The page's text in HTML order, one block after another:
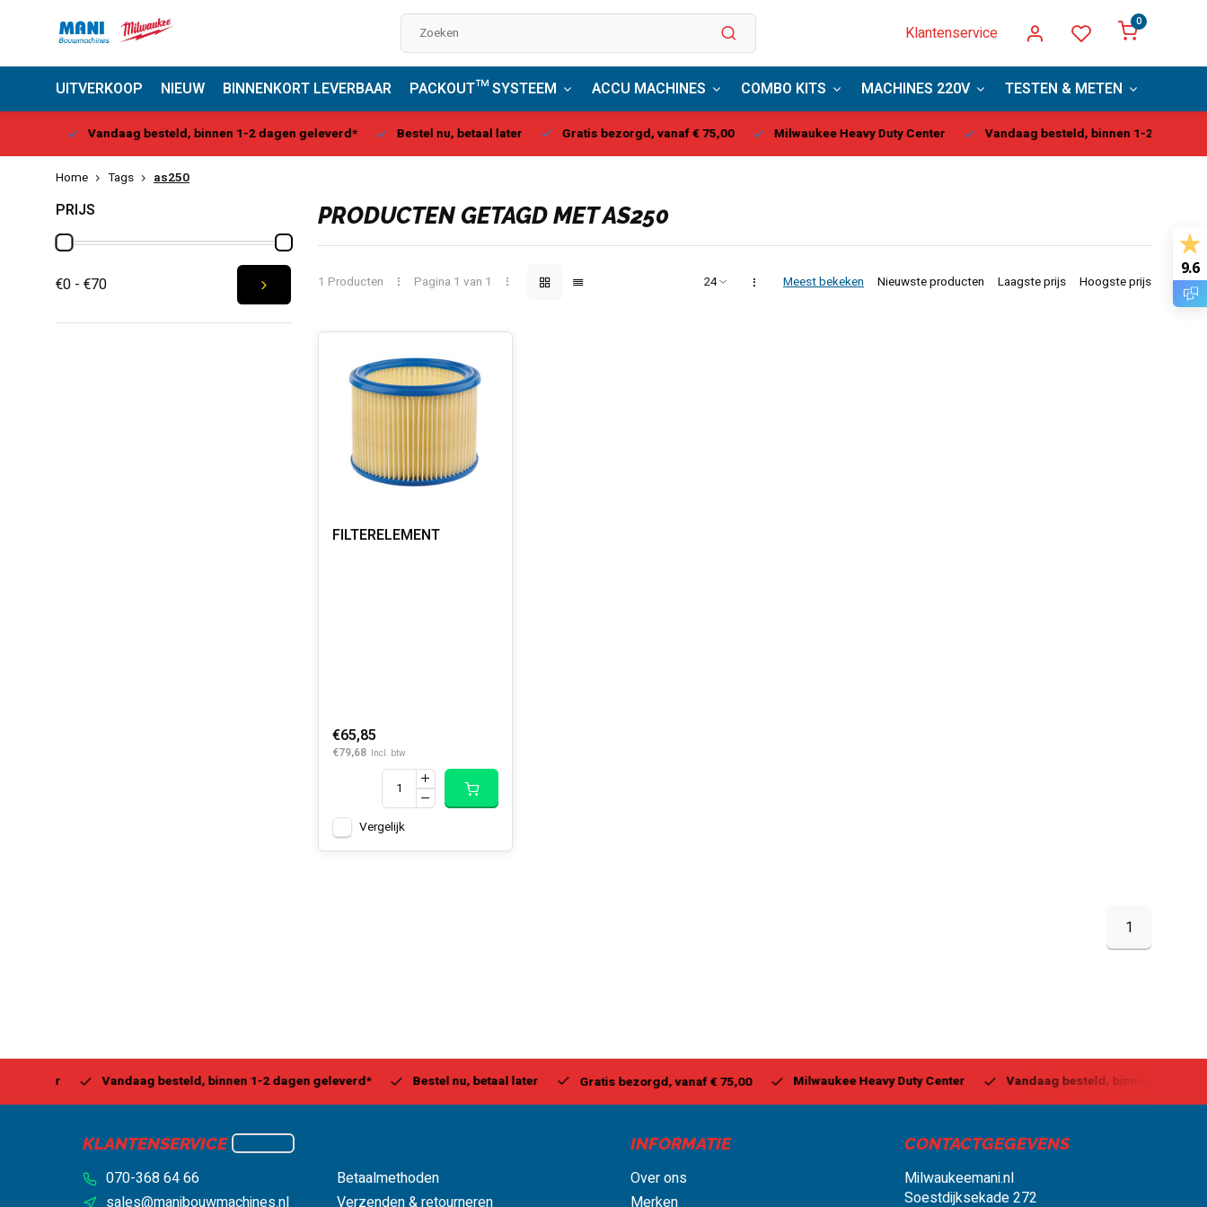
Klantenservice
0
UITVERKOOP NIEUW BINNENKORT LEVERBAAR PACKOUT™ SYSTEEM ACCU MACHINES COMBO KITS MACHINES 220V TESTEN & METEN
Vandaag besteld, binnen 1-2 dagen geleverd* Bestel nu, betaal later Gratis bezorgd, vanaf € 75,00 Milwaukee Heavy Duty Center Vandaag besteld, binnen 1-2 dagen
Home Tags as250
PRIJS
€0 - €70
PRODUCTEN GETAGD MET AS250
1 Producten Pagina 1 van 1 Meest bekeken Nieuwste producten Laagste prijs Hoogste prijs
FILTERELEMENT
€65,85
€79,68 Incl. btw
Vergelijk
1
Vandaag besteld, binnen 1-2 dagen geleverd* Bestel nu, betaal later Gratis bezorgd, vanaf € 75,00 Milwaukee Heavy Duty Center Vandaag besteld, binnen 1-2 dagen
KLANTENSERVICE
070-368 64 66
sales@manibouwmachines.nl
Betaalmethoden
Verzenden & retourneren
INFORMATIE
Over ons
Merken
CONTACTGEGEVENS
Milwaukeemani.nl
Soestdijksekade 272
9.6